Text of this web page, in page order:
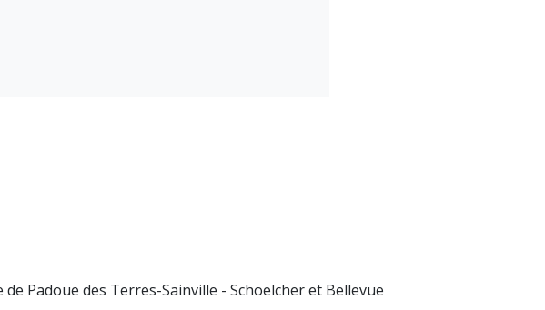
Padoue des Terres-Sainville - Schoelcher et Bellevue